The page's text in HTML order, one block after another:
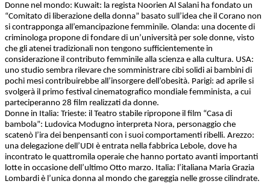
Donne nel mondo: Kuwait: la regista Noorien Al Salani ha fondato un
“Comitato di liberazione della donna” basato sull’idea che il Corano non
si contrapponga all’emancipazione femminile. Olanda: una docente di
criminologa propone di fondare di un’università per sole donne, visto
che gli atenei tradizionali non tengono sufficientemente in
considerazione il contributo femminile alla scienza e alla cultura. USA:
uno studio sembra rilevare che somministrare cibi solidi ai bambini di
pochi mesi contribuirebbe all’insorgere dell’obesità. Parigi: ad aprile si
svolgerà il primo festival cinematografico mondiale femminista, a cui
parteciperanno 28 film realizzati da donne.
Donne in Italia: Trieste: il Teatro stabile ripropone il film “Casa di
bambola”: Ludovica Modugno interpreta Nora, personaggio che
scatenò l’ira dei benpensanti con i suoi comportamenti ribelli. Arezzo:
una delegazione dell’UDI è entrata nella fabbrica Lebole, dove ha
incontrato le quattromila operaie che hanno portato avanti importanti
lotte in occasione dell’ultimo Otto marzo. Italia: l’italiana Maria Grazia
Lombardi è l’unica donna al mondo che gareggia nelle grosse cilindrate.